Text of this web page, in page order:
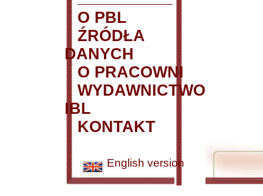
O PBL
ŹRÓDŁA
DANYCH
O PRACOWNI
WYDAWNICTWO
IBL
KONTAKT
English version